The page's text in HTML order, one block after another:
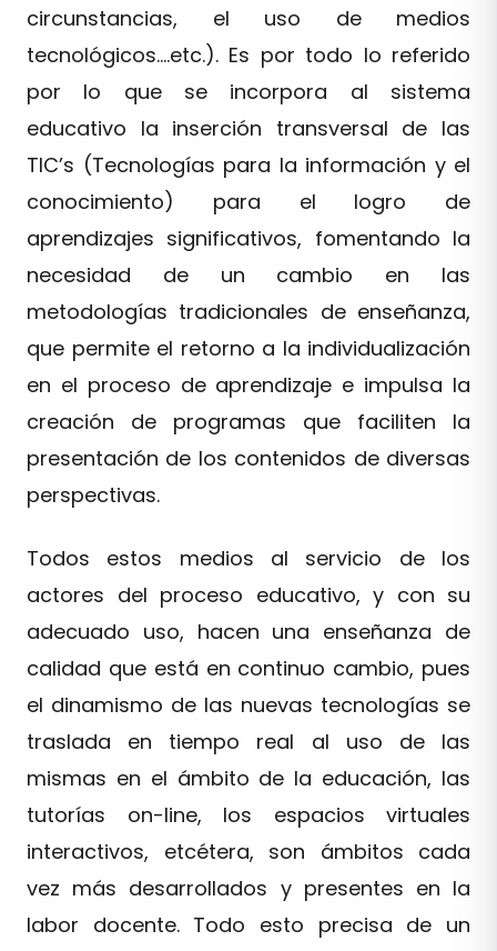
circunstancias, el uso de medios
tecnológicos….etc.). Es por todo lo referido
por lo que se incorpora al sistema
educativo la inserción transversal de las
TIC’s (Tecnologías para la información y el
conocimiento) para el logro de
aprendizajes significativos, fomentando la
necesidad de un cambio en las
metodologías tradicionales de enseñanza,
que permite el retorno a la individualización
en el proceso de aprendizaje e impulsa la
creación de programas que faciliten la
presentación de los contenidos de diversas
perspectivas.
Todos estos medios al servicio de los
actores del proceso educativo, y con su
adecuado uso, hacen una enseñanza de
calidad que está en continuo cambio, pues
el dinamismo de las nuevas tecnologías se
traslada en tiempo real al uso de las
mismas en el ámbito de la educación, las
tutorías on-line, los espacios virtuales
interactivos, etcétera, son ámbitos cada
vez más desarrollados y presentes en la
labor docente. Todo esto precisa de un